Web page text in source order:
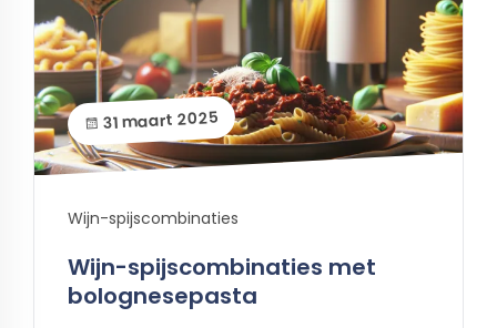
31 maart 2025
Wijn-spijscombinaties
Wijn-spijscombinaties met
bolognesepasta